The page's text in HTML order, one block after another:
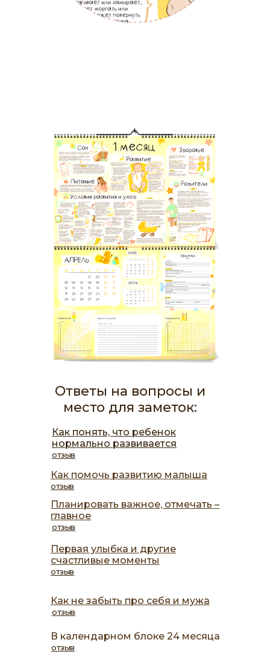
Ответы на вопросы и
место для заметок:
Как понять, что ребенок
нормально развивается
отзыв
Как помочь развитию малыша
отзыв
Планировать важное, отмечать –
главное
отзыв
Как не забыть про себя и мужа
отзыв
Первая улыбка и другие
счастливые моменты
отзыв
В календарном блоке 24 месяца
отзыв